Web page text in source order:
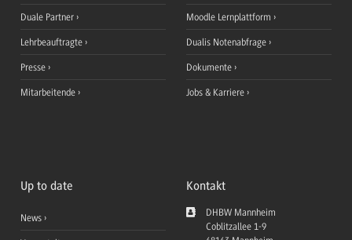
Duale Partner
Lehrbeauftragte
Presse
Mitarbeitende
Moodle Lernplattform
Dualis Notenabfrage
Dokumente
Jobs & Karriere
Up to date
News
Kontakt
DHBW Mannheim
Coblitzallee 1-9